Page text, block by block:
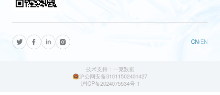
CN/EN
技术支持：一克数据
沪公网安备31011502401427
沪ICP备2024075534号-1